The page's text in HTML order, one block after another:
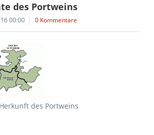
des Portweins
00:00 0 Kommentare
des Portweins